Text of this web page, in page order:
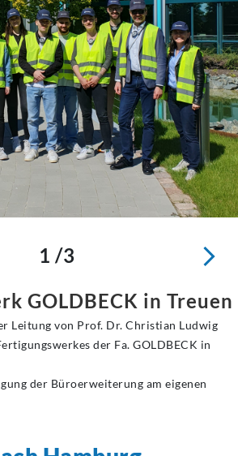
1 /3
GOLDBECK in Treuen
Leitung von Prof. Dr. Christian Ludwig
der Fa. GOLDBECK in
der Büroerweiterung am eigenen